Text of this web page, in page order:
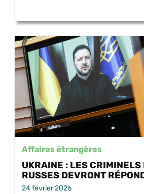
Affaires étrangères
UKRAINE : LES CRIMINELS
RUSSES DEVRONT
24 février 2026